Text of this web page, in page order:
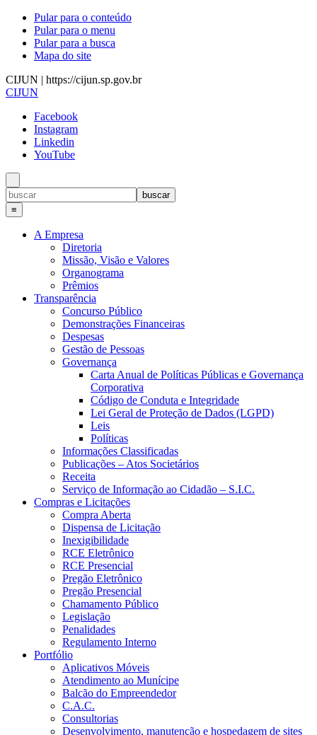
Pular para o conteúdo
Pular para o menu
Pular para a busca
Mapa do site
CIJUN | https://cijun.sp.gov.br
CIJUN
Facebook
Instagram
Linkedin
YouTube
≡
A Empresa
Diretoria
Missão, Visão e Valores
Organograma
Prêmios
Transparência
Concurso Público
Demonstrações Financeiras
Despesas
Gestão de Pessoas
Governança
Carta Anual de Políticas Públicas e Governança
Corporativa
Código de Conduta e Integridade
Lei Geral de Proteção de Dados (LGPD)
Leis
Políticas
Informações Classificadas
Publicações – Atos Societários
Receita
Serviço de Informação ao Cidadão – S.I.C.
Compras e Licitações
Compra Aberta
Dispensa de Licitação
Inexigibilidade
RCE Eletrônico
RCE Presencial
Pregão Eletrônico
Pregão Presencial
Chamamento Público
Legislação
Penalidades
Regulamento Interno
Portfólio
Aplicativos Móveis
Atendimento ao Munícipe
Balcão do Empreendedor
C.A.C.
Consultorias
Desenvolvimento, manutenção e hospedagem de sites